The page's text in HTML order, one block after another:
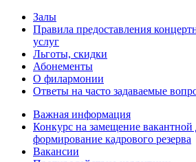
Залы
Правила предоставления
услуг
Льготы, скидки
Абонементы
О филармонии
Ответы на часто задаваемые
Важная информация
Конкурс на замещение
формирование кадрового резерва
Вакансии